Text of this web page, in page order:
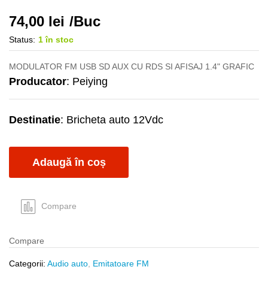
74,00 lei /Buc
Status: 1 în stoc
MODULATOR FM USB SD AUX CU RDS SI AFISAJ 1.4" GRAFIC
Producator: Peiying
Destinatie: Bricheta auto 12Vdc
Adaugă în coș
Compare
Compare
Categorii: Audio auto Emitatoare FM